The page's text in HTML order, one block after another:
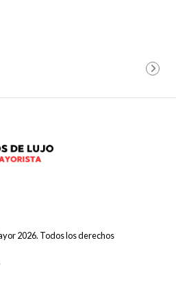
2026. Todos los derechos